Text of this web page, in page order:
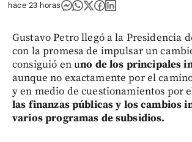
hace 23 horas
Gustavo Petro llegó a la Presidencia
con la promesa de impulsar un
consiguió en uno de los principales
aunque no exactamente por el
y en medio de cuestionamientos por
las finanzas públicas y los cambios
varios programas de subsidios.